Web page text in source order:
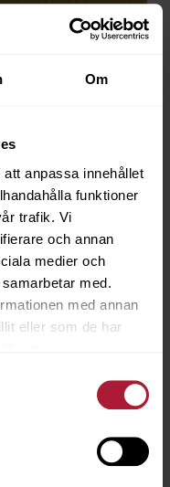
Om
anpassa innehållet
funktioner
trafik. Vi
och annan
medier och
med.
med annan
eller som de har